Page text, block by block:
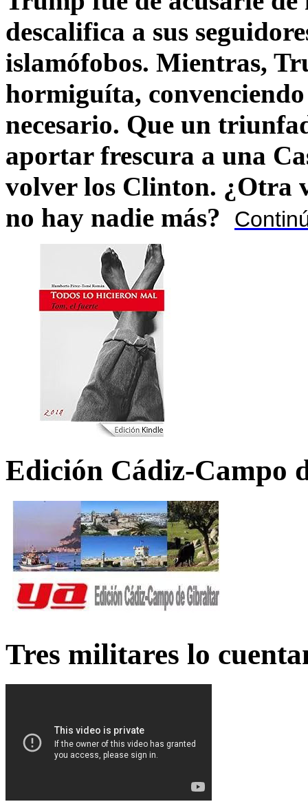
descalifica a sus
islamófobos. Mientras,
hormiguíta,
necesario. Que un
aportar frescura a una
volver los Clinton. ¿Otra
no hay nadie más?
Edición Cádiz-Campo
Tres militares lo